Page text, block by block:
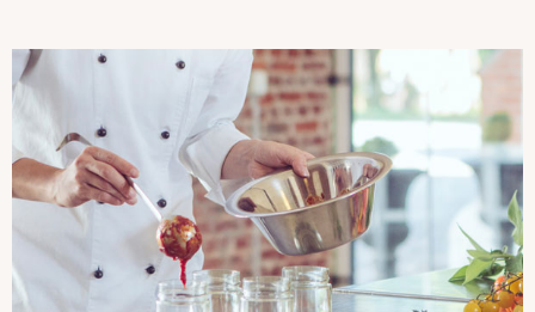
Säuregehalt
Vegetarisch
Ohne Knoblauch
Sojafrei
Ohne Geschmacksverstärker
ohne zugesetzten Salz
Ohne Palmöl
Laktosefrei